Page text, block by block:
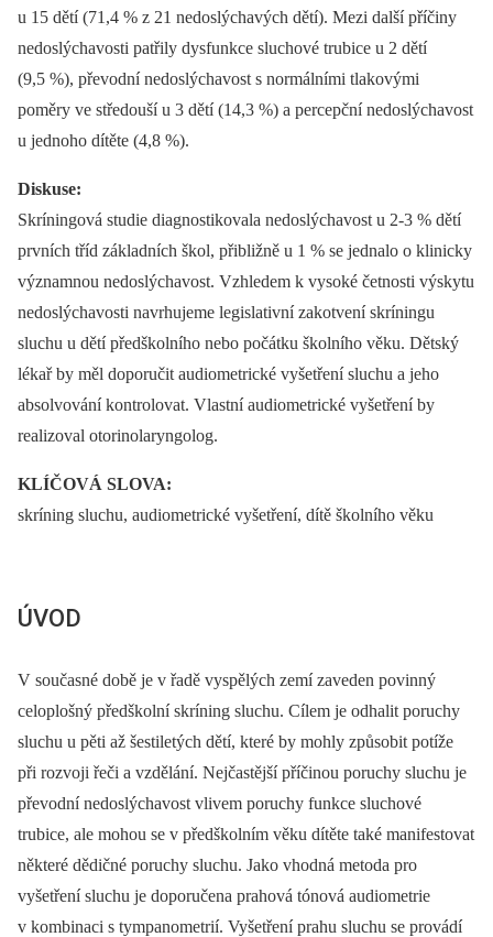
u 15 dětí (71,4 % z 21 nedoslýchavých dětí). Mezi další příčiny
nedoslýchavosti patřily dysfunkce sluchové trubice u 2 dětí
(9,5 %), převodní nedoslýchavost s normálními tlakovými
poměry ve středouší u 3 dětí (14,3 %) a percepční nedoslýchavost
u jednoho dítěte (4,8 %).
Diskuse:
Skríningová studie diagnostikovala nedoslýchavost u 2-3 % dětí
prvních tříd základních škol, přibližně u 1 % se jednalo o klinicky
významnou nedoslýchavost. Vzhledem k vysoké četnosti výskytu
nedoslýchavosti navrhujeme legislativní zakotvení skríningu
sluchu u dětí předškolního nebo počátku školního věku. Dětský
lékař by měl doporučit audiometrické vyšetření sluchu a jeho
absolvování kontrolovat. Vlastní audiometrické vyšetření by
realizoval otorinolaryngolog.
KLÍČOVÁ SLOVA:
skríning sluchu, audiometrické vyšetření, dítě školního věku
ÚVOD
V současné době je v řadě vyspělých zemí zaveden povinný
celoplošný předškolní skríning sluchu. Cílem je odhalit poruchy
sluchu u pěti až šestiletých dětí, které by mohly způsobit potíže
při rozvoji řeči a vzdělání. Nejčastější příčinou poruchy sluchu je
převodní nedoslýchavost vlivem poruchy funkce sluchové
trubice, ale mohou se v předškolním věku dítěte také manifestovat
některé dědičné poruchy sluchu. Jako vhodná metoda pro
vyšetření sluchu je doporučena prahová tónová audiometrie
v kombinaci s tympanometrií. Vyšetření prahu sluchu se provádí